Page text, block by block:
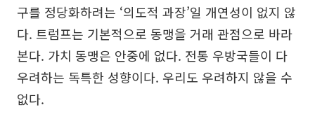
구를 정당화하려는 ‘의도적 과장’일 개연성이 없지 않
다. 트럼프는 기본적으로 동맹을 거래 관점으로 바라
본다. 가치 동맹은 안중에 없다. 전통 우방국들이 다
우려하는 독특한 성향이다. 우리도 우려하지 않을 수
없다.